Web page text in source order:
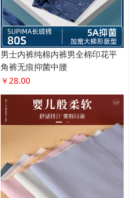
男士内裤纯棉内裤男全棉印花平
角裤无痕抑菌中腰
￥28.00